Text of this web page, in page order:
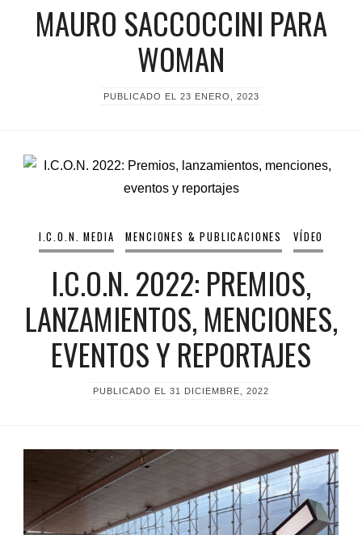
MAURO SACCOCCINI PARA
WOMAN
PUBLICADO EL 23 ENERO, 2023
I.C.O.N. MEDIA MENCIONES & PUBLICACIONES VÍDEO
I.C.O.N. 2022: PREMIOS,
LANZAMIENTOS, MENCIONES,
EVENTOS Y REPORTAJES
PUBLICADO EL 31 DICIEMBRE, 2022